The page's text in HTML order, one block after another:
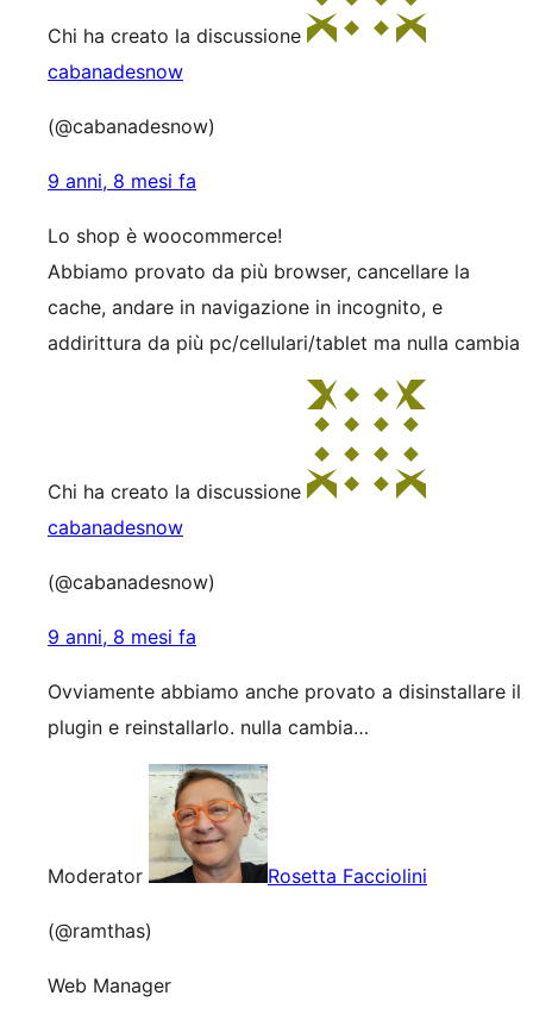
Chi ha creato la discussione
cabanadesnow
(@cabanadesnow)
9 anni, 8 mesi fa
Lo shop è woocommerce!
Abbiamo provato da più browser, cancellare la
cache, andare in navigazione in incognito, e
addirittura da più pc/cellulari/tablet ma nulla cambia
Chi ha creato la discussione
cabanadesnow
(@cabanadesnow)
9 anni, 8 mesi fa
Ovviamente abbiamo anche provato a disinstallare il
plugin e reinstallarlo. nulla cambia…
Moderator Rosetta Facciolini
(@ramthas)
Web Manager